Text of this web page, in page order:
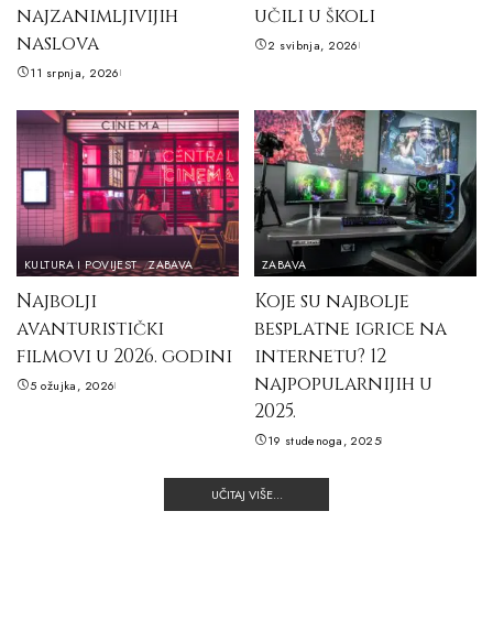
najzanimljivijih
naslova
11 srpnja, 2026
učili u školi
2 svibnja, 2026
KULTURA I POVIJEST ZABAVA
Najbolji
avanturistički
filmovi u 2026. godini
5 ožujka, 2026
ZABAVA
Koje su najbolje
besplatne igrice na
internetu? 12
najpopularnijih u
2025.
19 studenoga, 2025
UČITAJ VIŠE...